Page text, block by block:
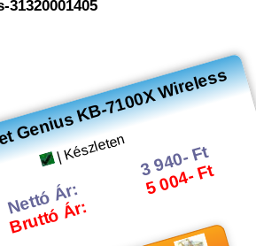
31320001405
KB-7100X Wireless
| Készleten
Nettó Ár:
Bruttó Ár:
3 940- Ft
5 004- Ft